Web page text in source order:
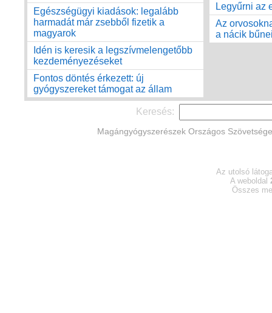
Egészségügyi kiadások: legalább
harmadát már zsebből fizetik a
magyarok
Idén is keresik a legszívmelengetőbb
kezdeményezéseket
Fontos döntés érkezett: új
gyógyszereket támogat az állam
Legyűrni az
Az
a nácik
Keresés:
Magángyógyszerészek Országos
Az utolsó
A weboldal
Összes